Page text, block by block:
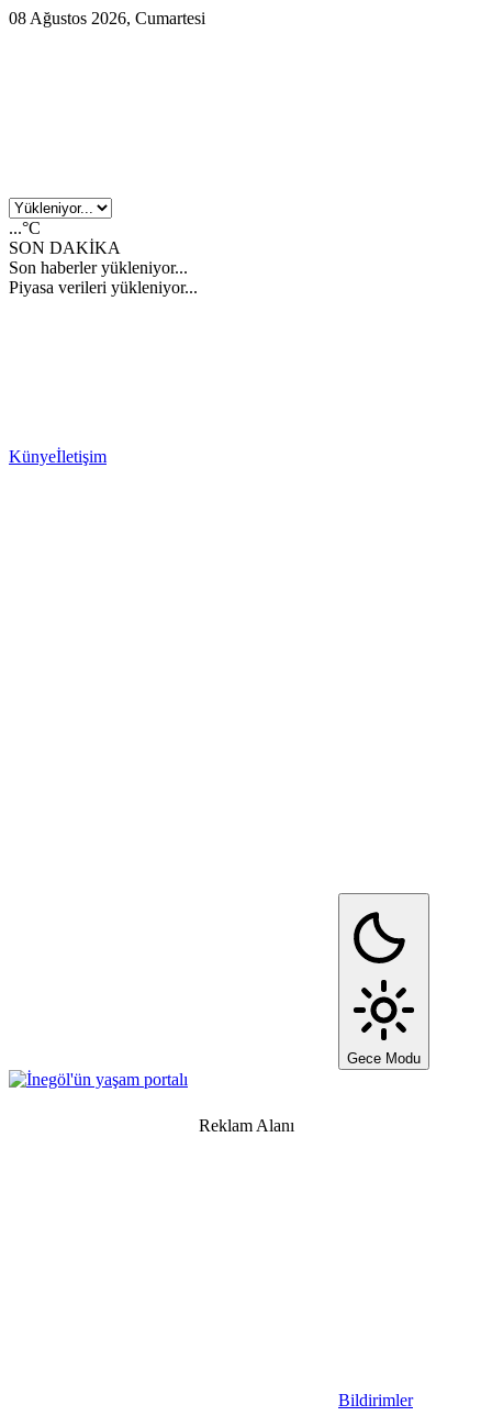
08 Ağustos 2026, Cumartesi
...°C
SON DAKİKA
Son haberler yükleniyor...
Piyasa verileri yükleniyor...
Künyeİletişim
Gece Modu
Reklam Alanı
Bildirimler